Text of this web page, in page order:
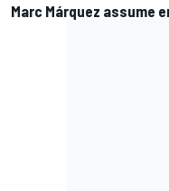
Marc Márquez assume